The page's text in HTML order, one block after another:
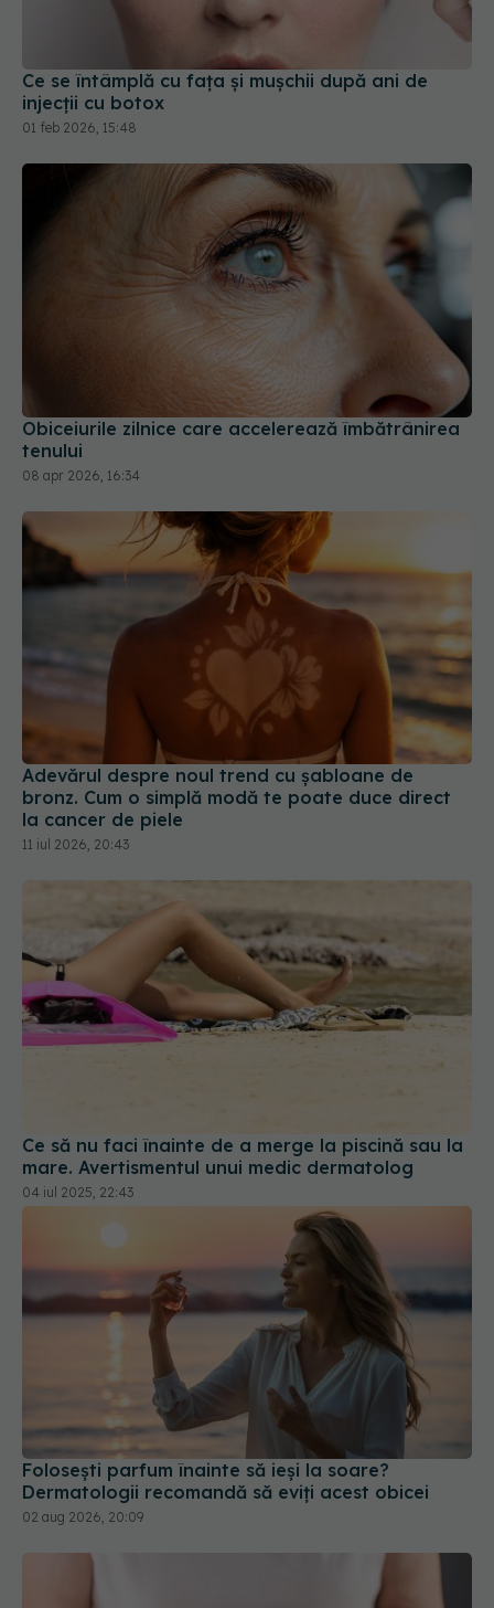
Obiceiurile zilnice care accelerează îmbătrânirea
Adevărul despre noul trend cu șabloane de
bronz. Cum o simplă modă te poate duce direct
la cancer de piele
11 iul 2026, 20:43
Folosești parfum înainte să ieși la soare?
Dermatologii recomandă să eviți acest obicei
02 aug 2026, 20:09